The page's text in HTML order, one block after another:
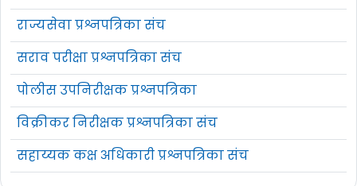
राज्यसेवा प्रश्नपत्रिका संच
सराव परीक्षा प्रश्नपत्रिका संच
पोलीस उपनिरीक्षक प्रश्नपत्रिका
विक्रीकर निरीक्षक प्रश्नपत्रिका संच
सहाय्यक कक्ष अधिकारी प्रश्नपत्रिका संच